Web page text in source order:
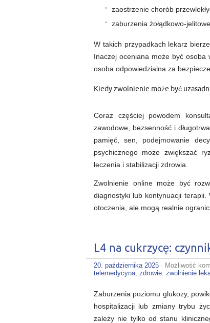
zaostrzenie chorób
zaburzenia żołądkowo-
W takich przypadkach lekarz
Inaczej oceniana może być osoba
osoba odpowiedzialna za
Kiedy zwolnienie może być
Coraz częściej powodem
zawodowe, bezsenność i
pamięć, sen, podejmowanie
psychicznego może zwiększać
leczenia i stabilizacji zdrowia.
Zwolnienie online może być
diagnostyki lub kontynuacji
otoczenia, ale mogą realnie
L4 na cukrzycę:
20. października 2025 · Możliwość
telemedycyna zdrowie zwolnienie
Zaburzenia poziomu glukozy,
hospitalizacji lub zmiany trybu
zależy nie tylko od stanu